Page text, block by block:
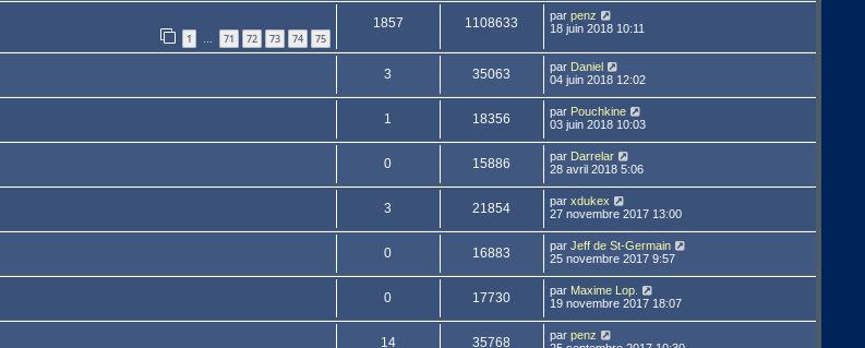
1 … 71 72 73 74 75
1857 1108633 par penz
18 juin 2018 10:11
3 35063 par Daniel
04 juin 2018 12:02
1 18356 par Pouchkine
03 juin 2018 10:03
0 15886 par Darrelar
28 avril 2018 5:06
3 21854 par xdukex
27 novembre 2017 13:00
0 16883 par Jeff de St-Germain
25 novembre 2017 9:57
0 17730 par Maxime Lop.
19 novembre 2017 18:07
14 35768 par penz